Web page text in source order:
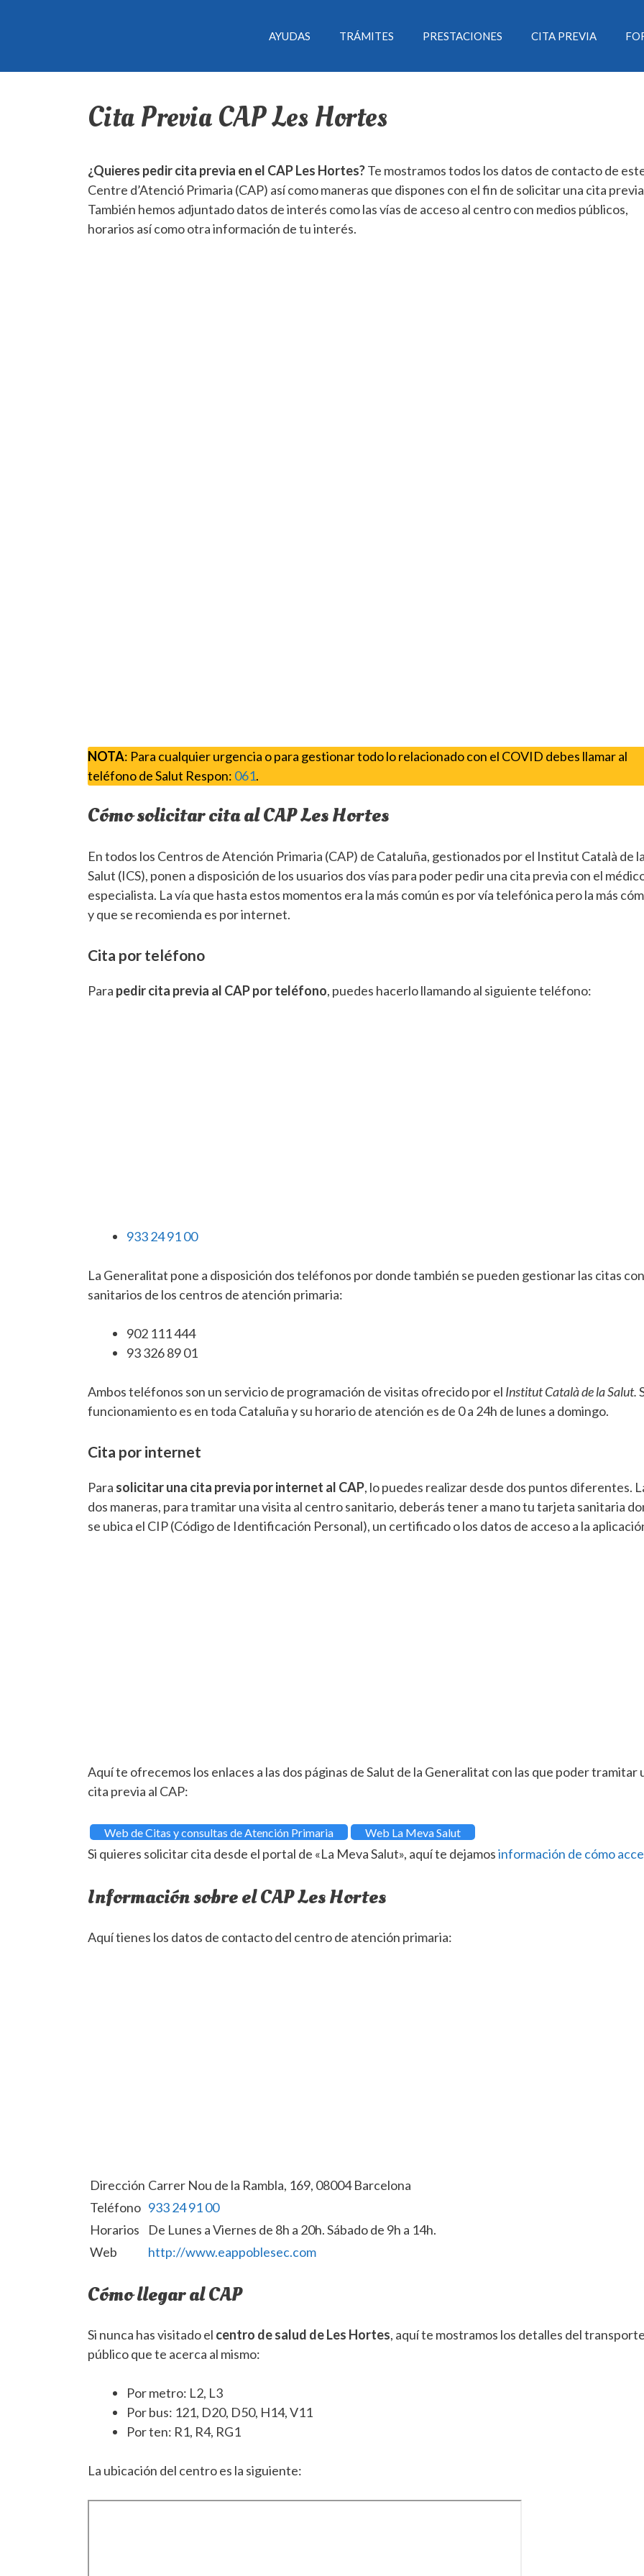
AYUDAS TRÁMITES PRESTACIONES CITA PREVIA
Cita Previa CAP Les Hortes
¿Quieres pedir cita previa en el CAP Les Hortes?Te mostramos todos los datos de contacto de
Centre d’Atenció Primaria (CAP) así como maneras que dispones con el fin de solicitar una cita
También hemos adjuntado datos de interés como las vías de acceso al centro con medios públicos,
horarios así como otra información de tu interés.
NOTA: Para cualquier urgencia o para gestionar todo lo relacionado con el COVID debes llamar al
teléfono de Salut Respon: 061.
Cómo solicitar cita al CAP Les Hortes
En todos los Centros de Atención Primaria (CAP) de Cataluña, gestionados por el Institut Català de
Salut (ICS), ponen a disposición de los usuarios dos vías para poder pedir una cita previa con el
especialista. La vía que hasta estos momentos era la más común es por vía telefónica pero la más
y que se recomienda es por internet.
Cita por teléfono
Para pedir cita previa al CAP por teléfono, puedes hacerlo llamando al siguiente teléfono:
933 24 91 00
La Generalitat pone a disposición dos teléfonos por donde también se pueden gestionar las citas
sanitarios de los centros de atención primaria:
902 111 444
93 326 89 01
Ambos teléfonos son un servicio de programación de visitas ofrecido por el Institut Català de la Salut.
funcionamiento es en toda Cataluña y su horario de atención es de 0 a 24h de lunes a domingo.
Cita por internet
Para solicitar una cita previa por internet al CAP, lo puedes realizar desde dos puntos diferentes.
dos maneras, para tramitar una visita al centro sanitario, deberás tener a mano tu tarjeta sanitaria
se ubica el CIP (Código de Identificación Personal), un certificado o los datos de acceso a la
Aquí te ofrecemos los enlaces a las dos páginas de Salut de la Generalitat con las que poder tramitar
cita previa al CAP:
Web de Citas y consultas de Atención Primaria Web La Meva Salut
Si quieres solicitar cita desde el portal de «La Meva Salut», aquí te dejamosinformación de cómo
Información sobre el CAP Les Hortes
Aquí tienes los datos de contacto del centro de atención primaria:
Dirección Carrer Nou de la Rambla, 169, 08004 Barcelona
Teléfono 933 24 91 00
Horarios
De Lunes a Viernes de 8h a 20h. Sábado de 9h a 14h.
Web
http://www.eappoblesec.com
Cómo llegar al CAP
Si nunca has visitado el centro de salud de Les Hortes, aquí te mostramos los detalles del
público que te acerca al mismo:
Por metro: L2, L3
Por bus: 121, D20, D50, H14, V11
Por ten: R1, R4, RG1
La ubicación del centro es la siguiente: